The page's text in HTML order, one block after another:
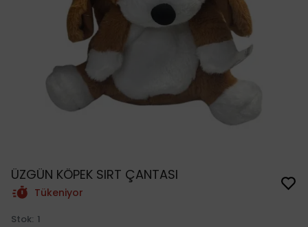
ÜZGÜN KÖPEK SIRT ÇANTASI
Tükeniyor
Stok: 1